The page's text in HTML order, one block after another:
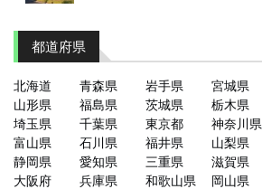
都道府県
北海道 青森県 岩手県 宮城県
山形県
福島県 茨城県 栃木県
埼玉県
千葉県 東京都 神奈川県
富山県
石川県 福井県 山梨県
静岡県
愛知県 三重県 滋賀県
大阪府
兵庫県 和歌山県 岡山県